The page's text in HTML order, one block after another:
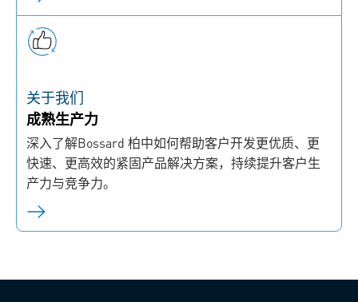
关于我们
成熟生产力
深入了解Bossard 柏中如何帮助客户开发更优质、更
快速、更高效的紧固产品解决方案，持续提升客户生
产力与竞争力。